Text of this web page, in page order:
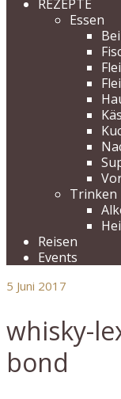
REZEPTE
Essen
Trinken
Reisen
Events
5 Juni 2017
whisky-
bond